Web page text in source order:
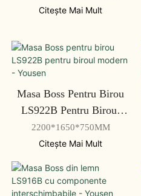
Citeşte Mai Mult
Masa Boss Pentru Birou
LS922B Pentru Biroul
Modern - Yousen
2200*1650*750MM
Citeşte Mai Mult